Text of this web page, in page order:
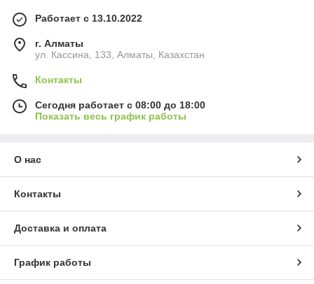
Работает с 13.10.2022
г. Алматы
ул. Кассина, 133, Алматы, Казахстан
Контакты
Сегодня работает с 08:00 до 18:00
Показать весь график работы
О нас
Контакты
Доставка и оплата
График работы